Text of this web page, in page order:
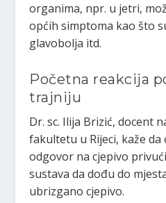
organima, npr. u jetri,
općih simptoma kao što
glavobolja itd.
Početna reakcija
trajniju
Dr. sc. Ilija Brizić, docent
fakultetu u Rijeci, kaže
odgovor na cjepivo
sustava da dođu do
ubrizgano cjepivo.